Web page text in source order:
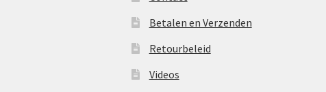
Betalen en Verzenden
Retourbeleid
Videos